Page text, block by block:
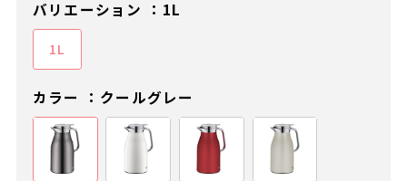
バリエーション ：1L
1L
カラー ：クールグレー